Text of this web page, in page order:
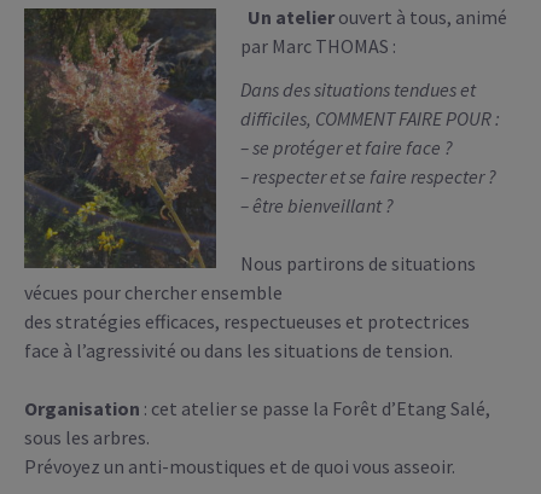
Un atelier ouvert à tous, animé
par Marc THOMAS :
Dans des situations tendues et
difficiles, COMMENT FAIRE POUR :
– se protéger et faire face ?
– respecter et se faire respecter ?
– être bienveillant ?
Nous partirons de situations
vécues pour chercher ensemble
des stratégies efficaces, respectueuses et protectrices
face à l’agressivité ou dans les situations de tension.
Organisation : cet atelier se passe la Forêt d’Etang Salé,
sous les arbres.
Prévoyez un anti-moustiques et de quoi vous asseoir.